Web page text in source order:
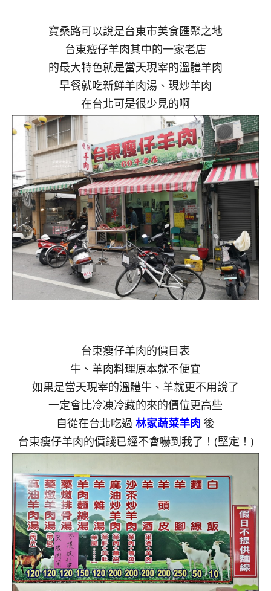
寶桑路可以說是台東市美食匯聚之地
台東瘦仔羊肉其中的一家老店
的最大特色就是當天現宰的溫體羊肉
早餐就吃新鮮羊肉湯、現炒羊肉
在台北可是很少見的啊
台東瘦仔羊肉的價目表
牛、羊肉料理原本就不便宜
如果是當天現宰的溫體牛、羊就更不用說了
一定會比冷凍冷藏的來的價位更高些
自從在台北吃過 林家蔬菜羊肉 後
台東瘦仔羊肉的價錢已經不會嚇到我了！(堅定！)